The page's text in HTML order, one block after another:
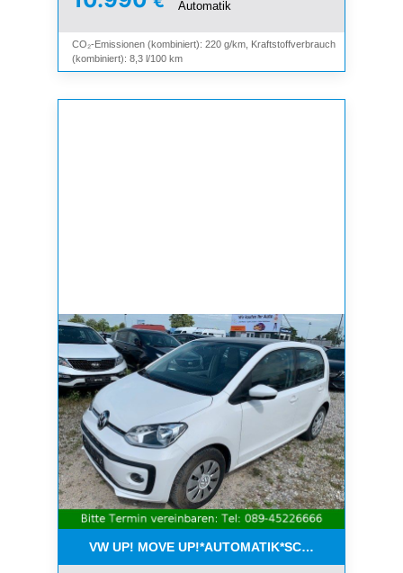
Automatik
CO₂-Emissionen (kombiniert): 220 g/km, Kraftstoffverbrauch
(kombiniert): 8,3 l/100 km
VW UP! MOVE